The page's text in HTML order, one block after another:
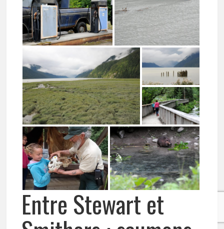
Entre Stewart et